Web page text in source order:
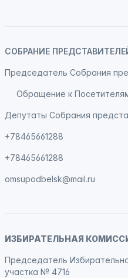
СОБРАНИЕ
Председатель Собрания
Обращение к
Депутаты Собрания
+78465661288
+78465661288
omsupodbelsk@mail.ru
ИЗБИРАТЕЛЬНАЯ
Председатель
участка № 4716